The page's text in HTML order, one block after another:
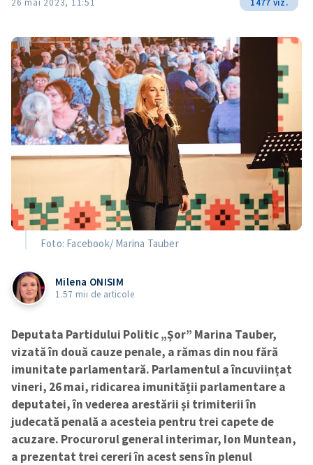
Foto: Facebook/ Marina Tauber
Milena ONISIM
1.57 mii de articole
Deputata Partidului Politic „Șor” Marina Tauber,
vizată în două cauze penale, a rămas din nou fără
imunitate parlamentară. Parlamentul a încuviințat
vineri, 26 mai, ridicarea imunității parlamentare a
deputatei, în vederea arestării și trimiterii în
judecată penală a acesteia pentru trei capete de
acuzare. Procurorul general interimar, Ion Muntean,
a prezentat trei cereri în acest sens în plenul